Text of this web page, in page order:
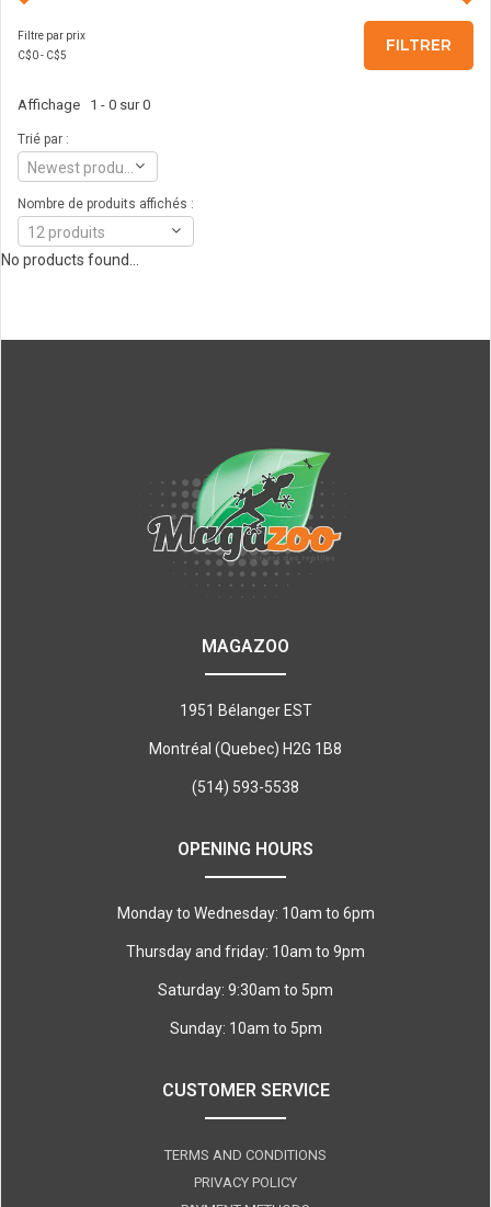
Filtre par prix
C$0- C$5
FILTRER
Affichage 1 - 0 sur 0
Trié par :
Nombre de produits affichés :
12 produits
No products found...
MAGAZOO
1951 Bélanger EST
Montréal (Quebec) H2G 1B8
(514) 593-5538
OPENING HOURS
Monday to Wednesday: 10am to 6pm
Thursday and friday: 10am to 9pm
Saturday: 9:30am to 5pm
Sunday: 10am to 5pm
CUSTOMER SERVICE
TERMS AND CONDITIONS
PRIVACY POLICY